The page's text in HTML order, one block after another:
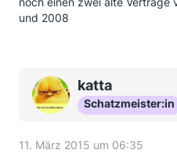
und 2008
katta
Schatzmeister:in
11. März 2015 um 06:35